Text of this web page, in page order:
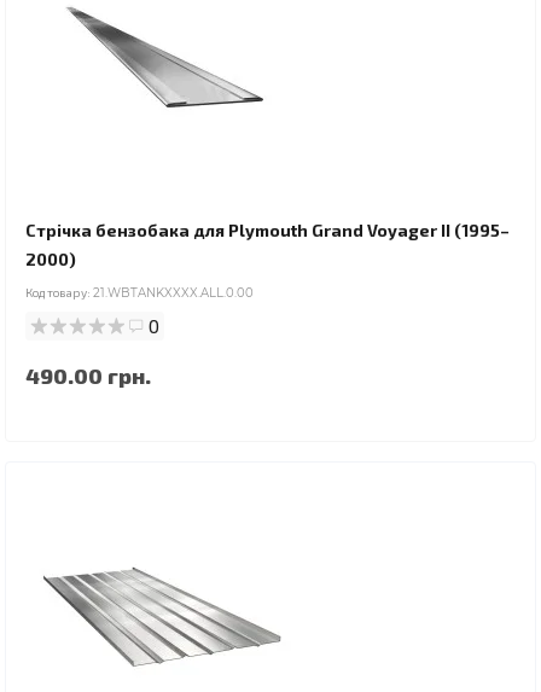
Стрічка бензобака для Plymouth Grand Voyager II (1995–
2000)
Код товару: 21.WBTANKXXXX.ALL.0.00
0
490.00 грн.